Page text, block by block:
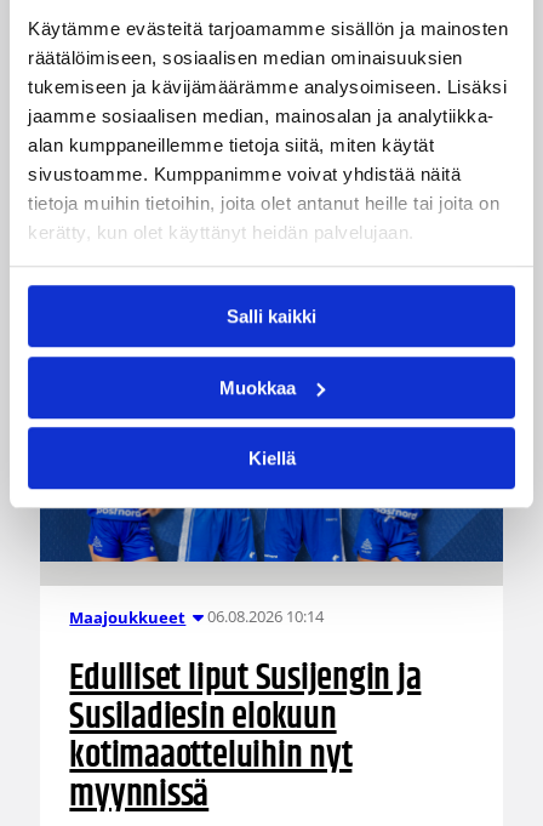
Käytämme evästeitä tarjoamamme sisällön ja mainosten
räätälöimiseen, sosiaalisen median ominaisuuksien
tukemiseen ja kävijämäärämme analysoimiseen. Lisäksi
jaamme sosiaalisen median, mainosalan ja analytiikka-
alan kumppaneillemme tietoja siitä, miten käytät
sivustoamme. Kumppanimme voivat yhdistää näitä
tietoja muihin tietoihin, joita olet antanut heille tai joita on
kerätty, kun olet käyttänyt heidän palvelujaan.
Salli kaikki
Muokkaa
Kiellä
joukkueet aloittivat Nordic Cup
-urakkansa Kööpenhaminassa
Naisten joukkue nappasi avauspäivänä kaksi
voittoa neljästä ottelustaan, kun taas miesten
joukkue haastoi vastustajiaan tiukoissa
kamppailuissa, mutta jäi tällä kertaa ilman
voittoja.
Maajoukkueet 06.08.2026 10:14
Edulliset liput Susijengin ja
Susiladiesin elokuun
kotimaaotteluihin nyt
myynnissä